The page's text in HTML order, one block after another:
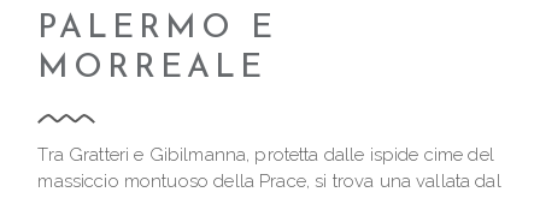
PALERMO E
MORREALE
Tra Gratteri e Gibilmanna, protetta dalle ispide cime del
massiccio montuoso della Prace, si trova una vallata dal